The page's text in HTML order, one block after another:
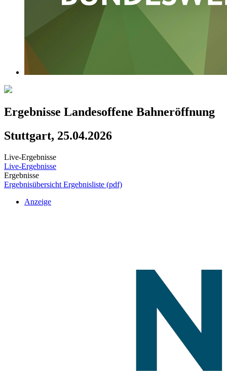
Ergebnisse Landesoffene Bahneröffnung
Stuttgart, 25.04.2026
Live-Ergebnisse
Live-Ergebnisse
Ergebnisse
Ergebnisübersicht Ergebnisliste (pdf)
Anzeige